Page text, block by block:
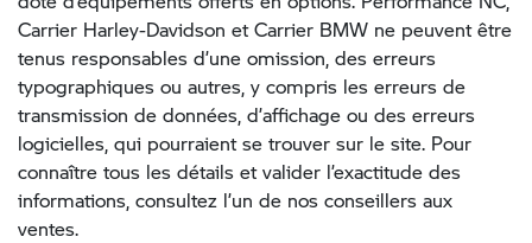
Carrier Harley-Davidson et Carrier BMW ne peuvent être
tenus responsables d’une omission, des erreurs
typographiques ou autres, y compris les erreurs de
transmission de données, d’affichage ou des erreurs
logicielles, qui pourraient se trouver sur le site. Pour
connaître tous les détails et valider l’exactitude des
informations, consultez l’un de nos conseillers aux
ventes.